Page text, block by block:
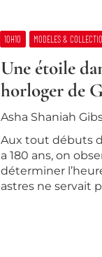
10H10 MODELES &
Une étoile
horloger de
Asha Shaniah
Aux tout débuts
a 180 ans, on
déterminer
astres ne servait